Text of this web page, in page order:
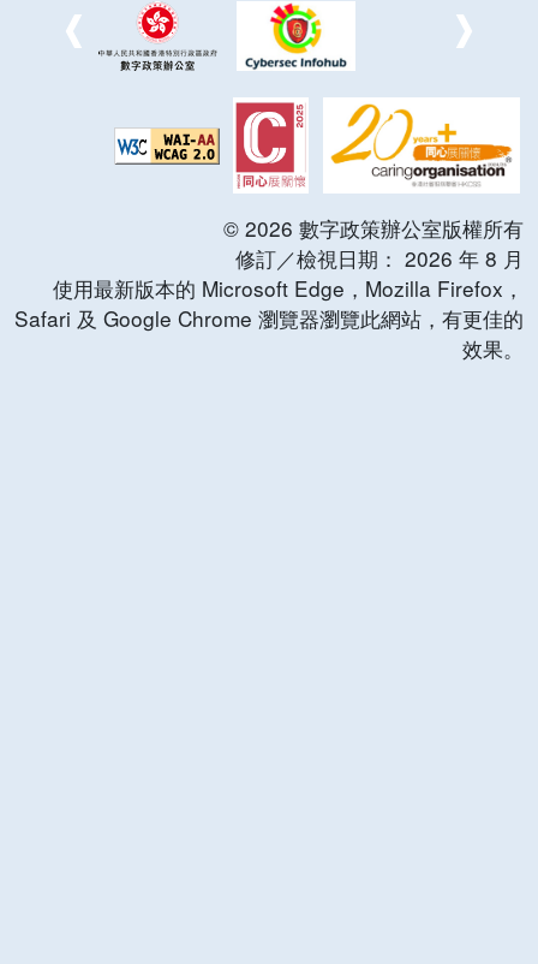
© 2026 數字政策辦公室版權所有
修訂／檢視日期： 2026 年 8 月
使用最新版本的 Microsoft Edge，Mozilla Firefox，
Safari 及 Google Chrome 瀏覽器瀏覽此網站，有更佳的
效果。